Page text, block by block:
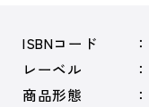
ISBNコード
レーベル
商品形態